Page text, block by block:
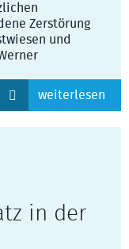
Zerstörung
und
weiterlesen
in der